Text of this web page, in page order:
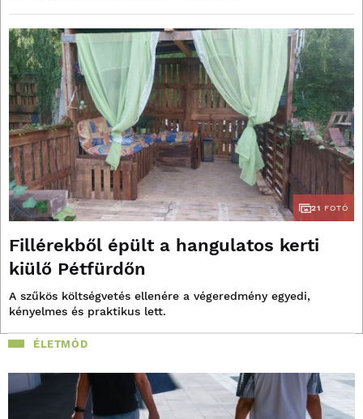
21 FOTÓ
Fillérekből épült a hangulatos kerti
kiülő Pétfürdőn
A szűkös költségvetés ellenére a végeredmény egyedi,
kényelmes és praktikus lett.
ÉLETMÓD